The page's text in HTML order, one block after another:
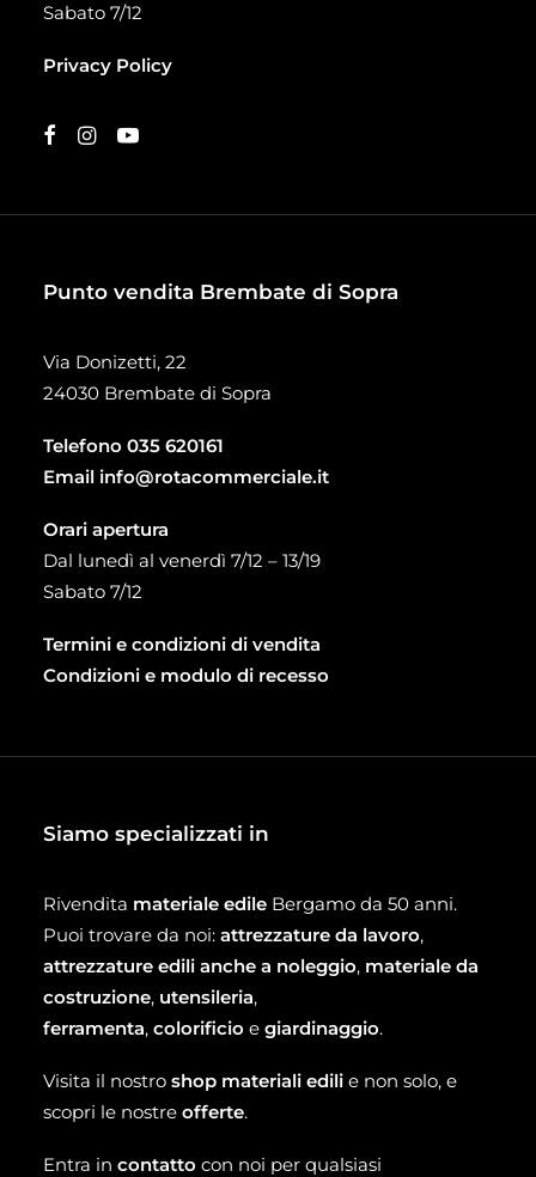
Sabato 7/12
Privacy Policy
Punto vendita Brembate di Sopra
Via Donizetti, 22
24030 Brembate di Sopra
Telefono 035 620161
Email info@rotacommerciale.it
Orari apertura
Dal lunedì al venerdì 7/12 – 13/19
Sabato 7/12
Termini e condizioni di vendita
Condizioni e modulo di recesso
Siamo specializzati in
Rivendita materiale edile Bergamo da 50 anni.
Puoi trovare da noi: attrezzature da lavoro,
attrezzature edili anche a noleggio, materiale da
costruzione, utensileria,
ferramenta, colorificio e giardinaggio.
Visita il nostro shop materiali edili e non solo, e
scopri le nostre offerte.
Entra in contatto con noi per qualsiasi